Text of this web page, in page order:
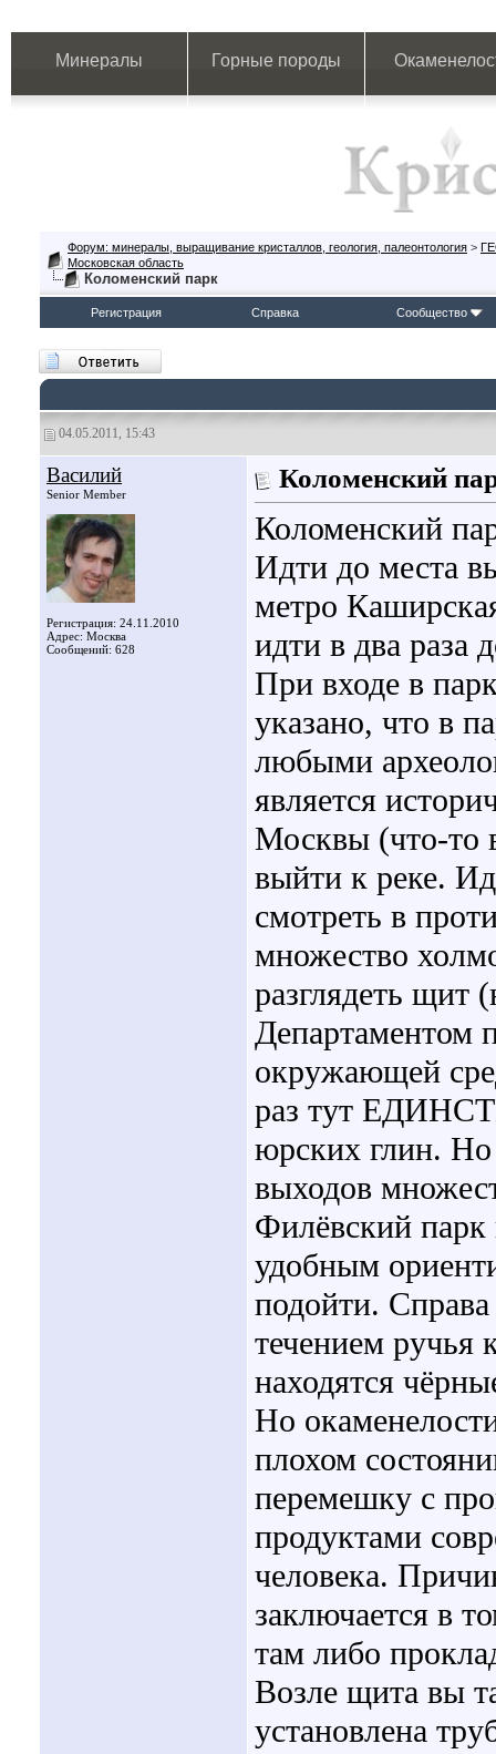
Минералы Горные породы
Форум: минералы, выращивание кристаллов, геология, палеонтология >
Московская область
Коломенский парк
Регистрация Справка Сообщество
04.05.2011, 15:43
Василий
Senior Member
Регистрация: 24.11.2010
Адрес: Москва
Сообщений: 628
Коломенский
Коломенский
Идти до места
метро
идти в два раза
При входе в
указано, что в
любыми
является
Москвы (что-то
выйти к реке.
смотреть в
множество
разглядеть щит
Департаментом
окружающей
раз тут
юрских глин. Но
выходов
Филёвский
удобным
подойти.
течением ручья
находятся
Но
плохом
перемешку с
продуктами
человека.
заключается в
там либо
Возле щита вы
установлена